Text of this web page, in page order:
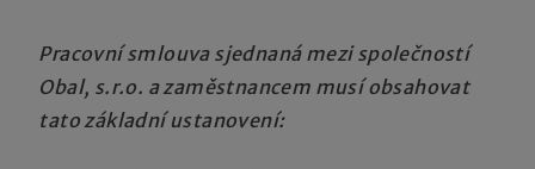
Pracovní smlouva sjednaná mezi společností
Obal, s.r.o. a zaměstnancem musí obsahovat
tato základní ustanovení: